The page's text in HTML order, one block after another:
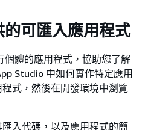
可匯入應用程式
體的應用程式，協助您了解
Studio 中如何實作特定應用
式，然後在開發環境中瀏覽
入代碼，以及應用程式的簡